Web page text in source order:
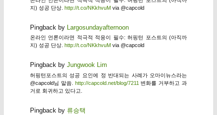
지) 성공 단상. http://t.co/NKkhvuMvia @capcold
Pingback by Largosundayafternoon
온라인 언론이라면 적극적 적응이 필수: 허핑턴 포스트의 (아직까
지) 성공 단상. http://t.co/NKkhvuM via @capcold
Pingback by Jungwook Lim
허핑턴포스트의 성공 요인에 정 반대되는 사례가 오마이뉴스라는
@capcold님 말씀. http://capcold.net/blog/7211 변화를 거부하고 과
거로 회귀하고 있다고.
Pingback by 류승택